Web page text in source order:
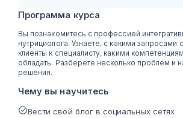
Программа курса
Вы познакомитесь с профессией
нутрициолога. Узнаете, с какими
клиенты к специалисту, какими
обладать. Разберете несколько проблем и
решения.
Чему вы научитесь
Вести свой блог в социальных сетях